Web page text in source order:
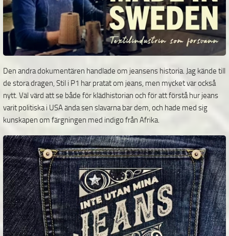
Den andra dokumentären handlade om jeansens historia. Jag kände till
de stora dragen, Stil i P1 har pratat om jeans, men mycket var också
nytt. Väl värd att se både för klädhistorian och för att förstå hur jeans
varit politiska i USA ända sen slavarna bar dem, och hade med sig
kunskapen om färgningen med indigo från Afrika.